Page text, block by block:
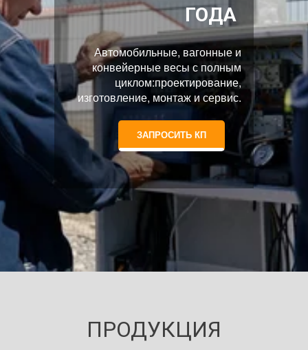
ГОДА
Автомобильные, вагонные и
конвейерные весы с полным
циклом:проектирование,
изготовление, монтаж и сервис.
ЗАПРОСИТЬ КП
ПРОДУКЦИЯ